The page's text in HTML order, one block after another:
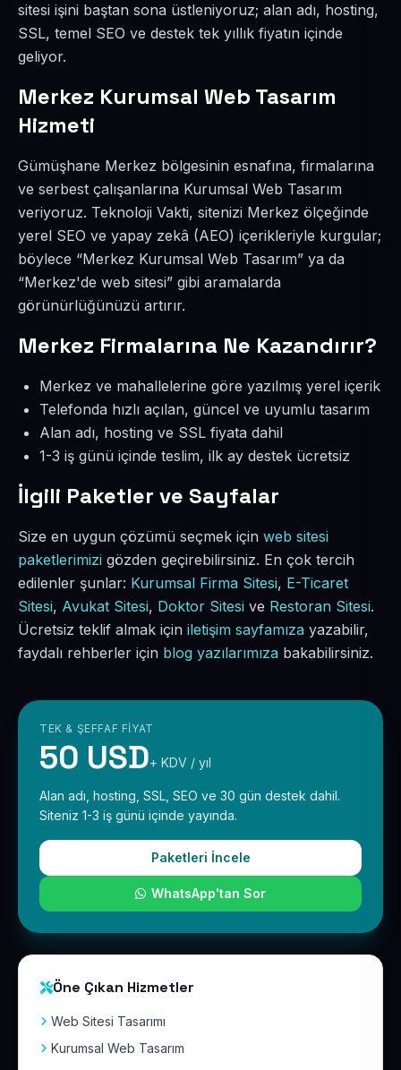
sitesi işini baştan sona üstleniyoruz; alan adı, hosting,
SSL, temel SEO ve destek tek yıllık fiyatın içinde
geliyor.
Merkez Kurumsal Web Tasarım
Hizmeti
Gümüşhane Merkez bölgesinin esnafına, firmalarına
ve serbest çalışanlarına Kurumsal Web Tasarım
veriyoruz. Teknoloji Vakti, sitenizi Merkez ölçeğinde
yerel SEO ve yapay zekâ (AEO) içerikleriyle kurgular;
böylece “Merkez Kurumsal Web Tasarım” ya da
“Merkez'de web sitesi” gibi aramalarda
görünürlüğünüzü artırır.
Merkez Firmalarına Ne Kazandırır?
Merkez ve mahallelerine göre yazılmış yerel içerik
Telefonda hızlı açılan, güncel ve uyumlu tasarım
Alan adı, hosting ve SSL fiyata dahil
1-3 iş günü içinde teslim, ilk ay destek ücretsiz
İlgili Paketler ve Sayfalar
Size en uygun çözümü seçmek için web sitesi
paketlerimizi gözden geçirebilirsiniz. En çok tercih
edilenler şunlar: Kurumsal Firma Sitesi, E-Ticaret
Sitesi, Avukat Sitesi, Doktor Sitesi ve Restoran Sitesi.
Ücretsiz teklif almak için iletişim sayfamıza yazabilir,
faydalı rehberler için blog yazılarımıza bakabilirsiniz.
TEK & ŞEFFAF FIYAT
50 USD+ KDV / yıl
Alan adı, hosting, SSL, SEO ve 30 gün destek dahil.
Siteniz 1-3 iş günü içinde yayında.
Paketleri İncele
WhatsApp'tan Sor
Öne Çıkan Hizmetler
Web Sitesi Tasarımı
Kurumsal Web Tasarım